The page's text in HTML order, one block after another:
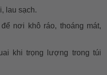
lau sạch.
nơi khô ráo, thoáng mát,
khi trọng lượng trong túi